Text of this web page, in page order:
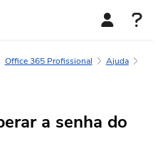
Office 365 Profissional
Ajuda
a senha do